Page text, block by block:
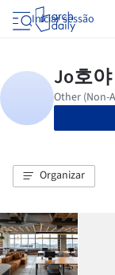
Iniciar sessão
Organizar